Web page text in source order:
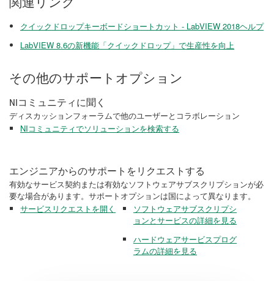
クイックドロップキーボードショートカット - LabVIEW 2018ヘルプ
LabVIEW 8.6の新機能「クイックドロップ」で生産性を向上
その他のサポートオプション
NIコミュニティに聞く
ディスカッションフォーラムで他のユーザーとコラボレーション
NIコミュニティでソリューションを検索する
エンジニアからのサポートをリクエストする
有効なサービス契約または有効なソフトウェアサブスクリプションが必
要な場合があります。サポートオプションは国によって異なります。
サービスリクエストを開く
ソフトウェアサブスクリプシ
ョンとサービスの詳細を見る
ハードウェアサービスプログ
ラムの詳細を見る